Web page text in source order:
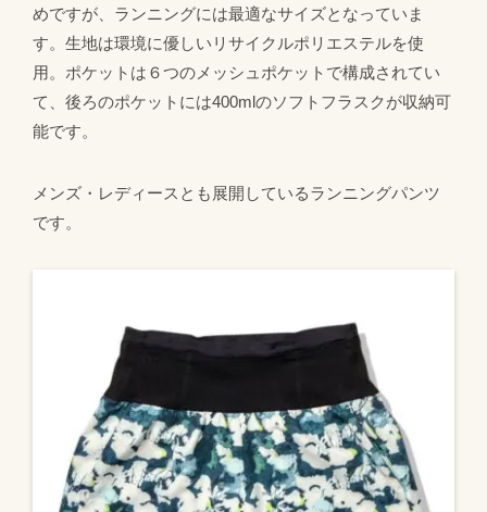
めですが、ランニングには最適なサイズとなっていま
す。生地は環境に優しいリサイクルポリエステルを使
用。ポケットは６つのメッシュポケットで構成されてい
て、後ろのポケットには400mlのソフトフラスクが収納可
能です。
メンズ・レディースとも展開しているランニングパンツ
です。